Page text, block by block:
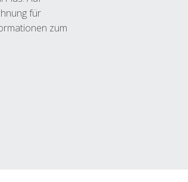
für
zum